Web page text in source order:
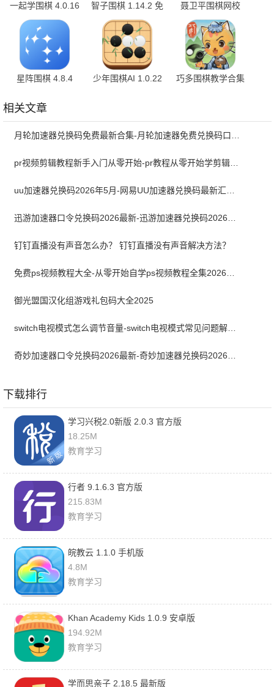
一起学围棋 4.0.16
智子围棋 1.14.2 免
费版
聂卫平围棋网校
6.3.0
星阵围棋 4.8.4 少年围棋AI 1.0.22
巧多围棋教学合集
相关文章
pr视频剪辑教程新手入门从零开始-pr教程从零开始学剪辑全集免费
钉钉直播没有声音怎么办？ 钉钉直播没有声音解决方法？
御光盟国汉化组游戏礼包码大全2025
switch电视模式怎么调节音量-switch电视模式常见问题解决方案
下载排行
学习兴税2.0新版 2.0.3 官方版
18.25M
教育学习
行者 9.1.6.3 官方版
215.83M
教育学习
皖教云 1.1.0 手机版
4.8M
教育学习
Khan Academy Kids 1.0.9 安卓版
194.92M
教育学习
学而思亲子 2.18.5 最新版